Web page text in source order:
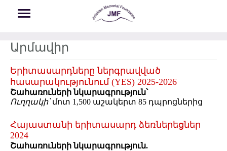
Արմավիր
Երիտասարդները ներգրավված
հասարակությունում (YES) 2025-2026
Շահառուների նկարագրություն՝
Ուղղակի՝մոտ 1,500 աշակերտ 85 դպրոցներից
Հայաստանի երիտասարդ ձեռներեցներ
2024
Շահառուների նկարագրություն.